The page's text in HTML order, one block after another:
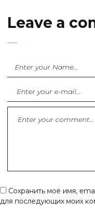
Leave a
Сохранить моё имя,
для последующих моих